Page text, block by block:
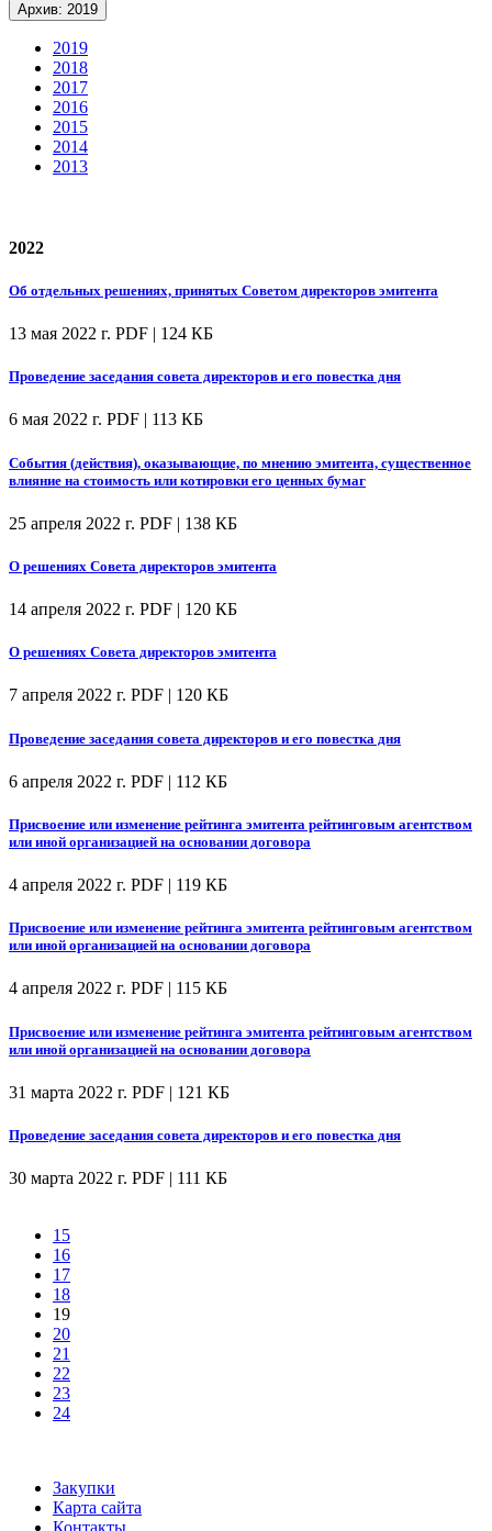
Архив: 2019
2019
2018
2017
2016
2015
2014
2013
2022
Об отдельных решениях, принятых Советом директоров эмитента
13 мая 2022 г. PDF | 124 КБ
Проведение заседания совета директоров и его повестка дня
6 мая 2022 г. PDF | 113 КБ
События (действия), оказывающие, по мнению эмитента, существенное
влияние на стоимость или котировки его ценных бумаг
25 апреля 2022 г. PDF | 138 КБ
О решениях Совета директоров эмитента
14 апреля 2022 г. PDF | 120 КБ
О решениях Совета директоров эмитента
7 апреля 2022 г. PDF | 120 КБ
Проведение заседания совета директоров и его повестка дня
6 апреля 2022 г. PDF | 112 КБ
Присвоение или изменение рейтинга эмитента рейтинговым агентством
или иной организацией на основании договора
4 апреля 2022 г. PDF | 119 КБ
Присвоение или изменение рейтинга эмитента рейтинговым агентством
или иной организацией на основании договора
4 апреля 2022 г. PDF | 115 КБ
Присвоение или изменение рейтинга эмитента рейтинговым агентством
или иной организацией на основании договора
31 марта 2022 г. PDF | 121 КБ
Проведение заседания совета директоров и его повестка дня
30 марта 2022 г. PDF | 111 КБ
15
16
17
18
19
20
21
22
23
24
Закупки
Карта сайта